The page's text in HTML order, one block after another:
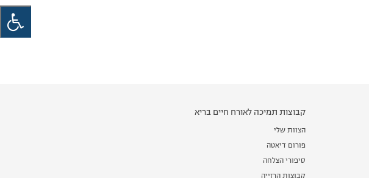
קבוצות תמיכה לאורח חיים בריא
הצוות שלי
פורום דיאטה
סיפורי הצלחה